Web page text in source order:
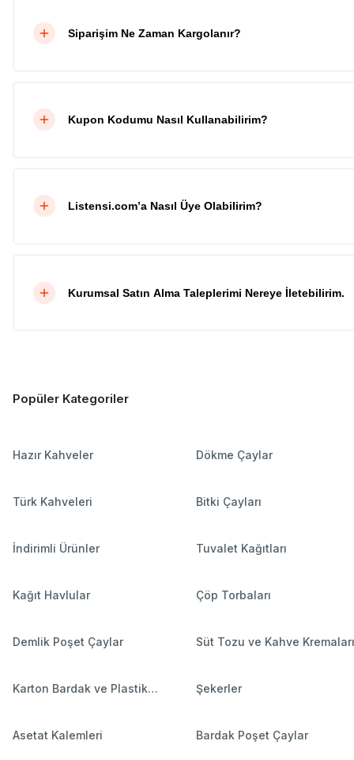
Siparişim Ne Zaman Kargolanır?
Kupon Kodumu Nasıl Kullanabilirim?
Listensi.com’a Nasıl Üye Olabilirim?
Kurumsal Satın Alma Taleplerimi Nereye İletebilirim.
Popüler Kategoriler
Hazır Kahveler Dökme Çaylar
Türk Kahveleri Bitki Çayları
İndirimli Ürünler Tuvalet Kağıtları
Kağıt Havlular Çöp Torbaları
Demlik Poşet Çaylar Süt Tozu ve Kahve Kremaları
Karton Bardak ve Plastik
Şekerler
Asetat Kalemleri Bardak Poşet Çaylar